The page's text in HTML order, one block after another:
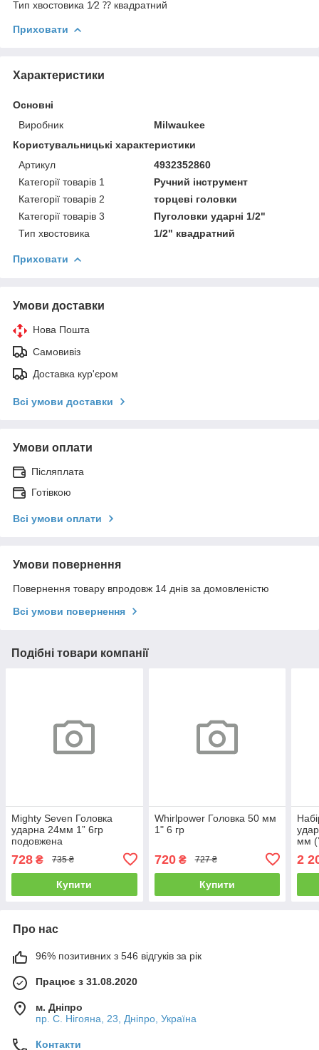
Тип хвостовика 1⁄2 ⁇ квадратний
Приховати
Характеристики
Основні
Виробник
Milwaukee
Користувальницькі характеристики
Артикул
4932352860
Категорії товарів 1
Ручний інструмент
Категорії товарів 2
торцеві головки
Категорії товарів 3
Пуголовки ударні 1/2"
Тип хвостовика
1/2" квадратний
Приховати
Умови доставки
Нова Пошта
Самовивіз
Доставка кур'єром
Всі умови доставки
Умови оплати
Післяплата
Готівкою
Всі умови оплати
Умови повернення
Повернення товару впродовж 14 днів за домовленістю
Всі умови повернення
Подібні товари компанії
Mighty Seven Головка
ударна 24мм 1” 6гр
подовжена
728 ₴ 735 ₴
Купити
Whirlpower Головка 50 мм
1" 6 гр
720₴ 727 ₴
Купити
мм
2
Про нас
96% позитивних з 546 відгуків за рік
Працює з 31.08.2020
м. Дніпро
пр. С. Нігояна, 23, Дніпро, Україна
Контакти